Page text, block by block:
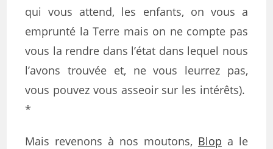
qui vous attend, les enfants, on vous a
emprunté la Terre mais on ne compte pas
vous la rendre dans l’état dans lequel nous
l’avons trouvée et, ne vous leurrez pas,
vous pouvez vous asseoir sur les intérêts).
*
Mais revenons à nos moutons, Blop a le